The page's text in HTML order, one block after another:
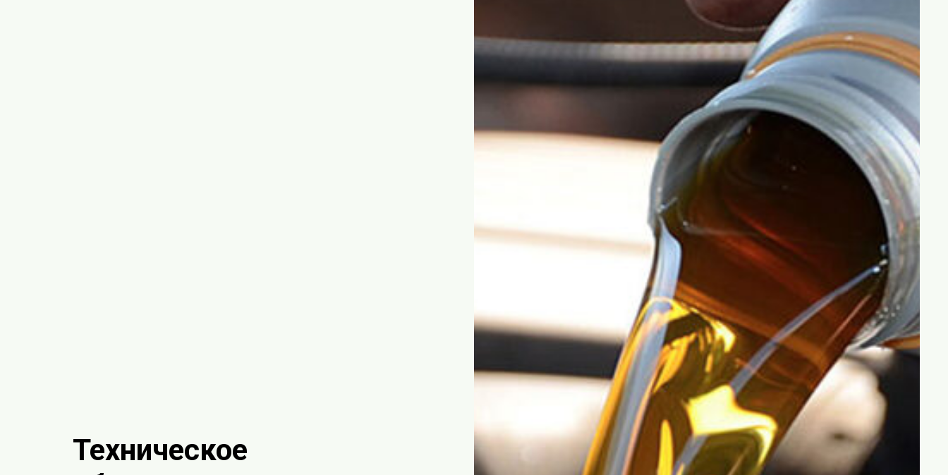
Техническое